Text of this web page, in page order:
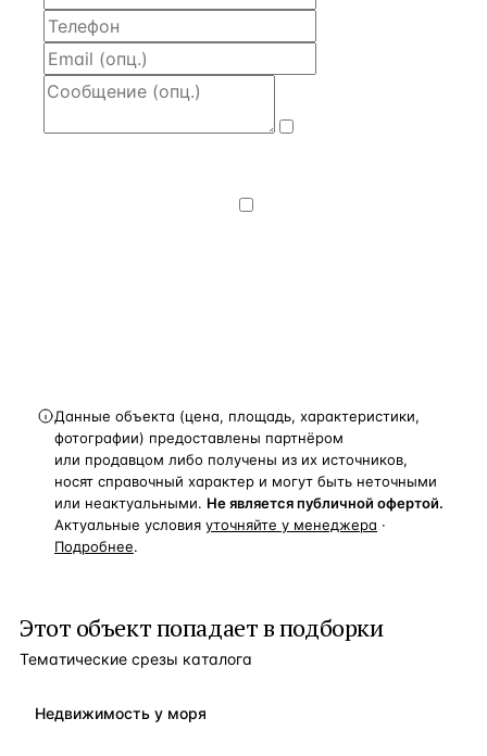
Данные объекта (цена, площадь, характеристики,
фотографии) предоставлены партнёром
или продавцом либо получены из их источников,
носят справочный характер и могут быть неточными
или неактуальными. Не является публичной офертой.
Актуальные условия уточняйте у менеджера ·
Подробнее.
Этот объект попадает в подборки
Тематические срезы каталога
Недвижимость у моря